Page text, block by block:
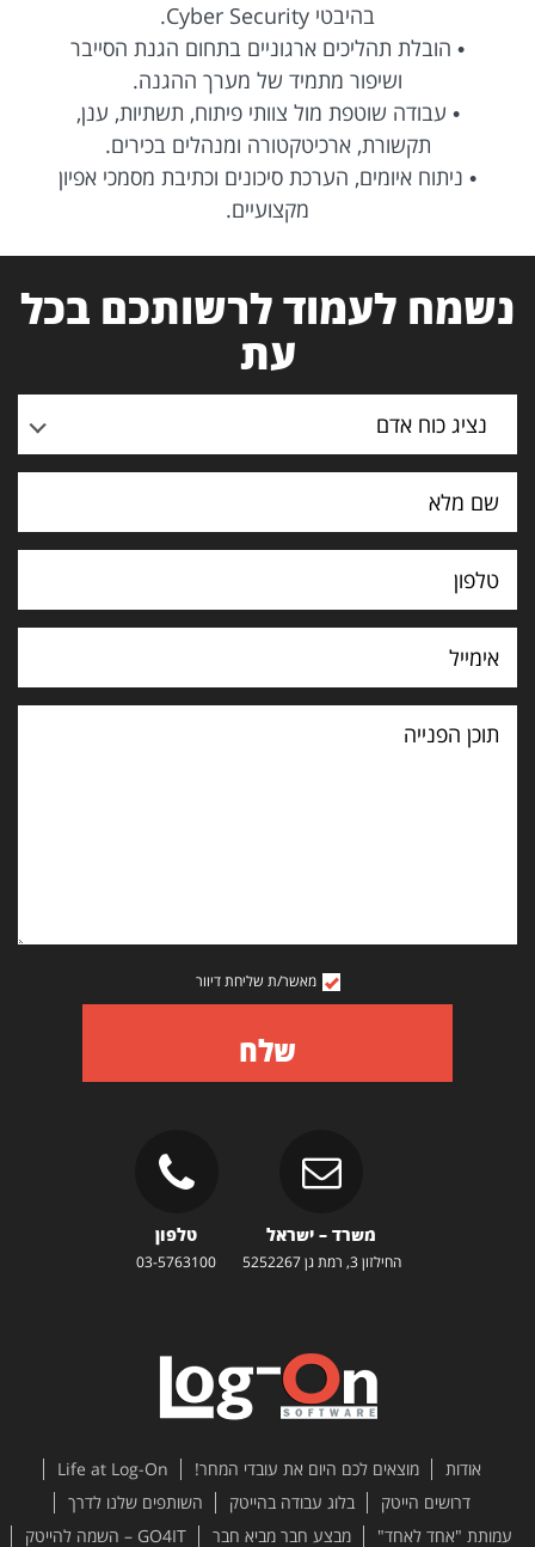
בהיבטי Cyber Security.
• הובלת תהליכים ארגוניים בתחום הגנת הסייבר
ושיפור מתמיד של מערך ההגנה.
• עבודה שוטפת מול צוותי פיתוח, תשתיות, ענן,
תקשורת, ארכיטקטורה ומנהלים בכירים.
• ניתוח איומים, הערכת סיכונים וכתיבת מסמכי אפיון
מקצועיים.
נשמח לעמוד לרשותכם בכל
עת
נציג כוח אדם
תוכן
הפנייה
מאשר/ת שליחת דיוור
שלח
משרד – ישראל
החילזון 3, רמת גן 5252267
טלפון
03-5763100
אודות מוצאים לכם היום את עובדי המחר!
Life at Log-On
דרושים הייטק
בלוג עבודה בהייטק
השותפים שלנו לדרך
עמותת "אחד לאחד"
מבצע חבר מביא חבר GO4IT – השמה להייטק